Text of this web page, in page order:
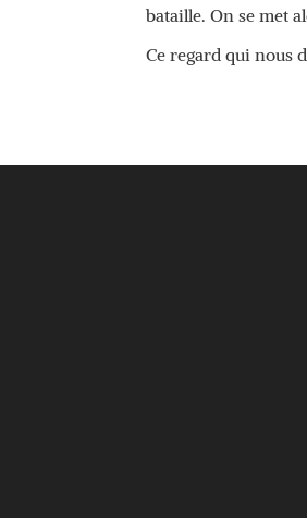
bataille. On se met
Ce regard qui nous